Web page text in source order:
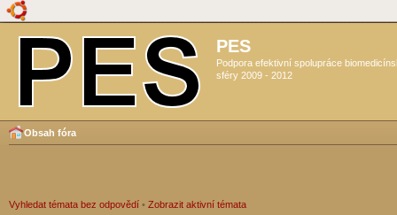
PES
Podpora efektivní spolupráce
sféry 2009 - 2012
Obsah fóra
Vyhledat témata bez odpovědí • Zobrazit aktivní témata